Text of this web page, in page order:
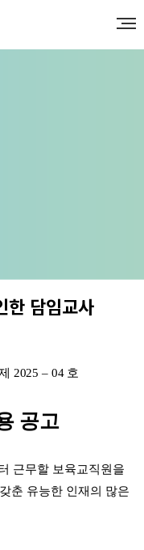
한 담임교사
2025 – 04 호
공고
근무할 보육교직원을
춘 유능한 인재의 많은